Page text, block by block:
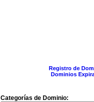
Registro de
Dominios
Categorías de Dominio: